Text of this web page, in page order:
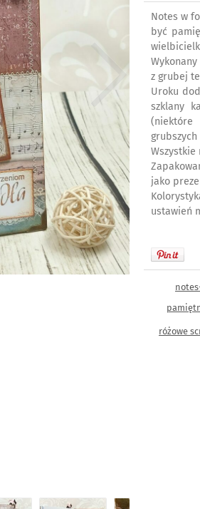
Notes w
być
z grubej
Uroku
szklany
(niektóre
grubszych
Wszystkie
jako
ustawień
różowe